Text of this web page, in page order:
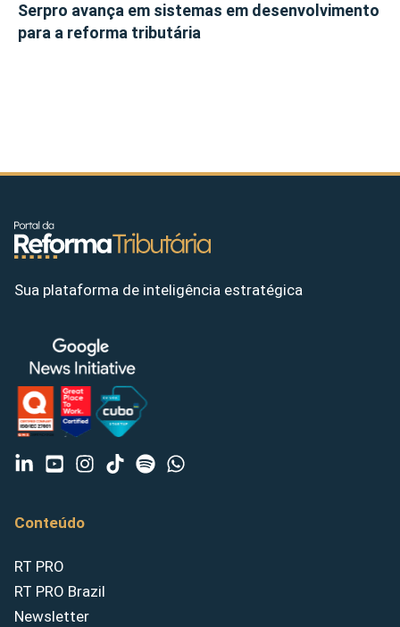
Serpro avança em sistemas em desenvolvimento
para a reforma tributária
Sua plataforma de inteligência estratégica
Conteúdo
RT PRO
RT PRO Brazil
Newsletter